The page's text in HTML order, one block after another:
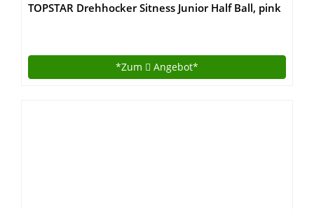
TOPSTAR Drehhocker Sitness Junior Half Ball, pink
*Zum Angebot*